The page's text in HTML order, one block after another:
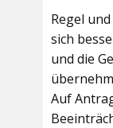
Regel
sich
und die
Auf